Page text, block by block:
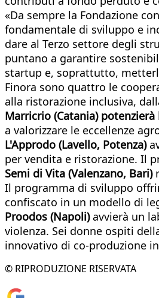
«Da sempre la Fondazione
fondamentale di sviluppo e
dare al Terzo settore degli
puntano a garantire
startup e, soprattutto,
Finora sono quattro le
alla ristorazione inclusiva,
Marricrio (Catania)
a valorizzare le eccellenze
L'Approdo (Lavello, Potenza)
per vendita e ristorazione. Il
Semi di Vita (Valenzano, Bari)
Il programma di sviluppo
confiscato in un modello di
Proodos (Napoli)avvierà un
violenza. Sei donne ospiti
innovativo di co-produzione
© RIPRODUZIONE RISERVATA